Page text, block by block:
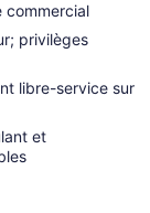
accès à
offertes : un
comprennent
L'entretien
commercial
privilèges
libre-service sur
et